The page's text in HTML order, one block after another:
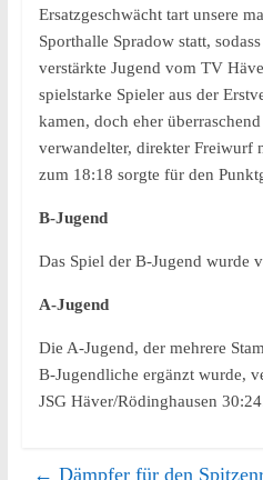
Ersatzgeschwächt tart unsere
Sporthalle Spradow statt,
verstärkte Jugend vom TV
spielstarke Spieler aus der
kamen, doch eher
verwandelter, direkter Freiwurf
zum 18:18 sorgte für den
B-Jugend
Das Spiel der B-Jugend wurde
A-Jugend
Die A-Jugend, der mehrere
B-Jugendliche ergänzt wurde,
JSG Häver/Rödinghausen
← Dämpfer für den